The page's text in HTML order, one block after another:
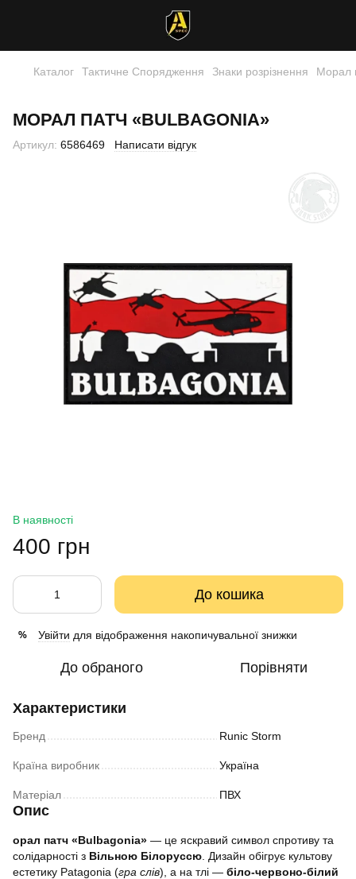
Каталог Тактичне Спорядження Знаки розрізнення Морал
МОРАЛ ПАТЧ «BULBAGONIA»
Артикул: 6586469 Написати відгук
В наявності
400 грн
До кошика
% Увійти для відображення накопичувальної знижки
До обраного Порівняти
Характеристики
Бренд Runic Storm
Країна виробник Україна
Матеріал ПВХ
Опис
орал патч «Bulbagonia» — це яскравий символ спротиву та
солідарності з Вільною Білоруссю . Дизайн обігрує культову
естетику Patagonia (гра слів), а на тлі — біло-червоно-білий